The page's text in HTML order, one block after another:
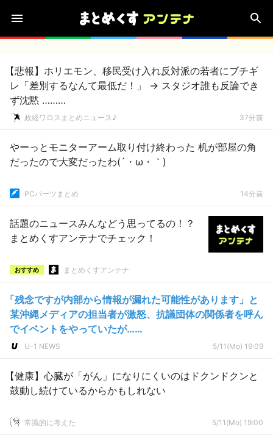
【悲報】ホリエモン、移民受け入れ反対派の若者にブチギ
レ「差別するなんて最低だ！」 → スタジオ誰も反論でき
ず沈黙 ………
政経ワロスまとめニュース♪ 37分前
やーっとモニターアーム取り付け終わった 机が部屋の角
だったので大変だったわ(´・ω・｀)
PCパーツまとめ 14分前
話題のニュースみんなどう思ってるの！？
まとめくすアンテナでチェック！
おすすめ まとめくすアンテナ
「残念ですが内部から情報が漏れた可能性があります」と
某沖縄メディアの担当者が激怒、抗議団体の関係者を呼ん
でイベントをやっていたが……
U-1 NEWS 5/11(Mo) 19:09
【健康】心臓が「がん」になりにくいのはドクンドクンと
鼓動し続けているからかもしれない
常識的に考えた 5/11(Mo) 19:00